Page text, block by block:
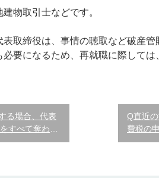
物取引士などです。
取締役は、事情の聴取など破産
要になるため、再就職に際しては
Q直近
費税の
会社を
る場合、代表
すべて奪われ
。